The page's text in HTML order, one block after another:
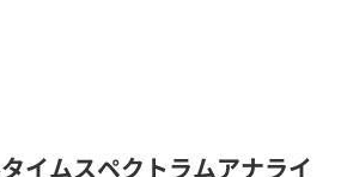
イムスペクトラムアナライ